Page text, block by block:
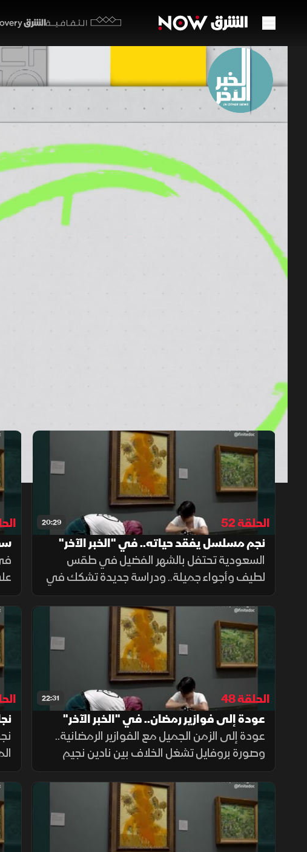
الثقافية
auto
في
23:50 أخبار
الخبر الآخر
في حلقة الليلة
الأحداث،
العندليب.
الشرق أوريجينال ديسكفري
حلقات الموسم 2024
20:29
الحلقة 52
نجم مسلسل يفقد حياته.. في "الخبر الآخر"
السعودية تحتفل بالشهر الفضيل في طقس
لطيف وأجواء جميلة.. ودراسة جديدة تشكك في
إيجابيات الصيام المتقطع.. ونجم مسلسل سابرينا
يفقد حياته في حادث درجة نارية
22:31
الحلقة 48
عودة إلى فوازير رمضان.. في "الخبر الآخر"
عودة إلى الزمن الجميل مع الفوازير الرمضانية..
وصورة بروفايل تشغل الخلاف بين نادين نجيم
وباميلا الكيك.